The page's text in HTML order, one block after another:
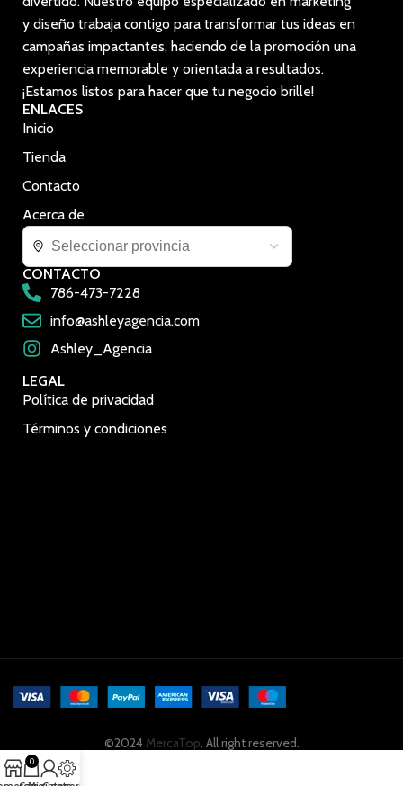
y diseño trabaja contigo para transformar tus ideas en
campañas impactantes, haciendo de la promoción una
experiencia memorable y orientada a resultados.
¡Estamos listos para hacer que tu negocio brille!
ENLACES
Inicio
Tienda
Contacto
Acerca de
CONTACTO
786-473-7228
info@ashleyagencia.com
Ashley_Agencia
LEGAL
Política de privacidad
Términos y condiciones
©2024MercaTop. All right reserved.
0